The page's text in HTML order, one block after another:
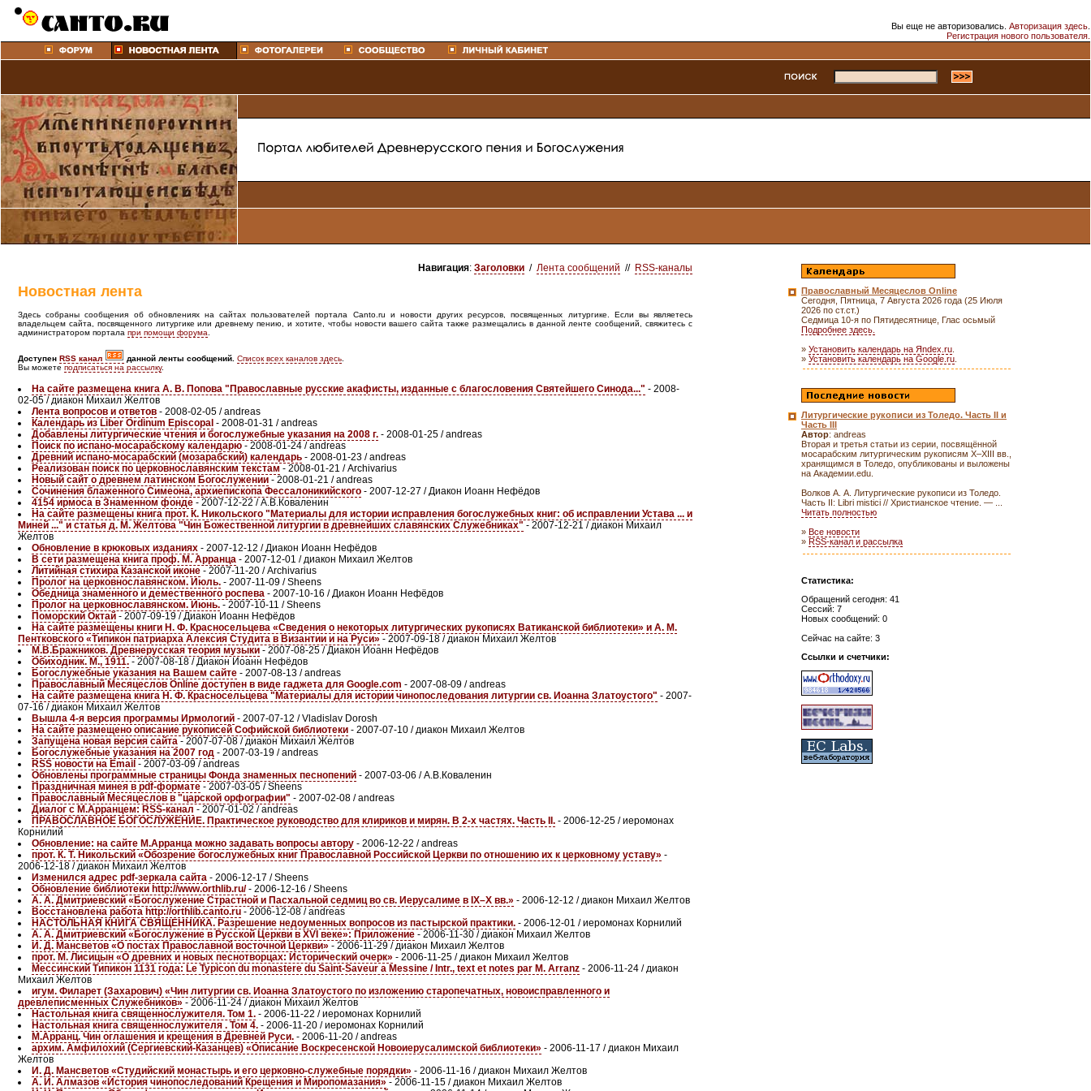
Вы еще не авторизовались. Авторизация здесь
Регистрация нового пользователя.
Навигация: Заголовки / Лента сообщений // RSS-каналы
Новостная лента
Здесь собраны сообщения об обновлениях на сайтах пользователей портала Canto.ru и новости других ресурсов, посвященных литургике. Если вы являетесь
владельцем сайта, посвященного литургике или древнему пению, и хотите, чтобы новости вашего сайта также размещались в данной ленте сообщений, свяжитесь с
администратором портала при помощи форума
Доступен RSS канал данной ленты сообщений. Список всех каналов здесь
Вы можете подписаться на рассылку.
На сайте размещена книга А. В. Попова "Православные русские акафисты, изданные с благословения Святейшего Синода..." - 2008-
02-05 / диакон Михаил Желтов
Лента вопросов и ответов - 2008-02-05 / andreas
Календарь из Liber Ordinum Episcopal - 2008-01-31 / andreas
Добавлены литургические чтения и богослужебные указания на 2008 г. - 2008-01-25 / andreas
Поиск по испано-мосарабскому календарю - 2008-01-24 / andreas
Древний испано-мосарабский (мозарабский) календарь - 2008-01-23 / andreas
Реализован поиск по церковнославянским текстам - 2008-01-21 / Archivarius
Новый сайт о древнем латинском Богослужении - 2008-01-21 / andreas
Сочинения блаженного Симеона, архиепископа Фессалоникийского - 2007-12-27 / Диакон Иоанн Нефёдов
4154 ирмоса в Знаменном фонде - 2007-12-22 / А.В.Коваленин
На сайте размещены книга прот. К. Никольского "Материалы для истории исправления богослужебных книг: об исправлении Устава ... и
Миней ..." и статья д. М. Желтова "Чин Божественной литургии в древнейших славянских Служебниках" - 2007-12-21 / диакон Михаил
Желтов
Обновление в крюковых изданиях - 2007-12-12 / Диакон Иоанн Нефёдов
В сети размещена книга проф. М. Арранца - 2007-12-01 / диакон Михаил Желтов
Литийная стихира Казанской иконе - 2007-11-20 / Archivarius
Пролог на церковнославянском. Июль. - 2007-11-09 / Sheens
Обедница знаменного и демественного роспева - 2007-10-16 / Диакон Иоанн Нефёдов
Пролог на церковнославянском. Июнь. - 2007-10-11 / Sheens
Поморский Октай - 2007-09-19 / Диакон Иоанн Нефёдов
На сайте размещены книги Н. Ф. Красносельцева «Сведения о некоторых литургических рукописях Ватиканской библиотеки» и А. М.
Пентковского «Типикон патриарха Алексия Студита в Византии и на Руси» - 2007-09-18 / диакон Михаил Желтов
М.В.Бражников. Древнерусская теория музыки - 2007-08-25 / Диакон Иоанн Нефёдов
Обиходник. М., 1911. - 2007-08-18 / Диакон Иоанн Нефёдов
Богослужебные указания на Вашем сайте - 2007-08-13 / andreas
Православный Месяцеслов Online доступен в виде гаджета для Google.com - 2007-08-09 / andreas
На сайте размещена книга Н. Ф. Красносельцева "Материалы для истории чинопоследования литургии св. Иоанна Златоустого" - 2007-
07-16 / диакон Михаил Желтов
Вышла 4-я версия программы Ирмологий - 2007-07-12 / Vladislav Dorosh
На сайте размещено описание рукописей Софийской библиотеки - 2007-07-10 / диакон Михаил Желтов
Запущена новая версия сайта - 2007-07-08 / диакон Михаил Желтов
Богослужебные указания на 2007 год - 2007-03-19 / andreas
RSS новости на Email - 2007-03-09 / andreas
Обновлены программные страницы Фонда знаменных песнопений - 2007-03-06 / А.В.Коваленин
Праздничная минея в pdf-формате - 2007-03-05 / Sheens
Православный Месяцеслов в "царской орфографии" - 2007-02-08 / andreas
Диалог с М.Арранцем: RSS-канал - 2007-01-02 / andreas
ПРАВОСЛАВНОЕ БОГОСЛУЖЕНИЕ. Практическое руководство для клириков и мирян. В 2-х частях. Часть II. - 2006-12-25 / иеромонах
Корнилий
Обновление: на сайте М.Арранца можно задавать вопросы автору - 2006-12-22 / andreas
прот. К. Т. Никольский «Обозрение богослужебных книг Православной Российской Церкви по отношению их к церковному уставу» -
2006-12-18 / диакон Михаил Желтов
Изменился адрес pdf-зеркала сайта - 2006-12-17 / Sheens
Обновление библиотеки http://www.orthlib.ru/- 2006-12-16 / Sheens
А. А. Дмитриевский «Богослужение Страстной и Пасхальной седмиц во св. Иерусалиме в IX–X вв.» - 2006-12-12 / диакон Михаил Желтов
Восстановлена работа http://orthlib.canto.ru - 2006-12-08 / andreas
НАСТОЛЬНАЯ КНИГА СВЯЩЕННИКА. Разрешение недоуменных вопросов из пастырской практики. - 2006-12-01 / иеромонах Корнилий
А. А. Дмитриевский «Богослужение в Русской Церкви в XVI веке»: Приложение - 2006-11-30 / диакон Михаил Желтов
И. Д. Мансветов «О постах Православной восточной Церкви» - 2006-11-29 / диакон Михаил Желтов
прот. М. Лисицын «О древних и новых песнотворцах: Исторический очерк» - 2006-11-25 / диакон Михаил Желтов
Мессинский Типикон 1131 года: Le Typicon du monastere du Saint-Saveur a Messine / Intr., text et notes par M. Arranz - 2006-11-24 / диакон
Михаил Желтов
игум. Филарет (Захарович) «Чин литургии св. Иоанна Златоустого по изложению старопечатных, новоисправленного и
древлеписменных Служебников» - 2006-11-24 / диакон Михаил Желтов
Настольная книга священнослужителя. Том 1. - 2006-11-22 / иеромонах Корнилий
Настольная книга священнослужителя . Том 4. - 2006-11-20 / иеромонах Корнилий
М.Арранц. Чин оглашения и крещения в Древней Руси. - 2006-11-20 / andreas
архим. Амфилохий (Сергиевский-Казанцев) «Описание Воскресенской Новоиерусалимской библиотеки» - 2006-11-17 / диакон Михаил
Желтов
И. Д. Мансветов «Студийский монастырь и его церковно-служебные порядки» - 2006-11-16 / диакон Михаил Желтов
А. И. Алмазов «История чинопоследований Крещения и Миропомазания» - 2006-11-15 / диакон Михаил Желтов
Православный Месяцеслов Online
Сегодня, Пятница, 7 Августа 2026 года (25 Июля
2026 по ст.ст.)
Седмица 10-я по Пятидесятнице, Глас осьмый
Подробнее здесь.
» Установить календарь на Яndex.ru
» Установить календарь на Google.ru
Литургические рукописи из Толедо. Часть II и
Часть III
Автор: andreas
Вторая и третья статьи из серии, посвящённой
мосарабским литургическим рукописям X–XIII вв.,
хранящимся в Толедо, опубликованы и выложены
на Академии.edu.
Волков А. А. Литургические рукописи из Толедо.
Часть II: Libri mistici // Христианское чтение. — ...
Читать полностью
» Все новости
» RSS-канал и рассылка
Статистика:
Обращений сегодня: 41
Сессий: 7
Новых сообщений: 0
Сейчас на сайте: 3
Ссылки и счетчики: